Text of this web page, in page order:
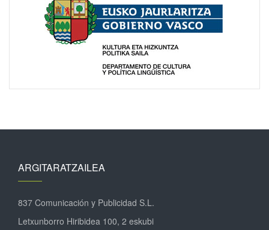
ARGITARATZAILEA
837 Comunicación y Publicidad S.L.
Letxunborro Hiribidea 100, 2 eskubi